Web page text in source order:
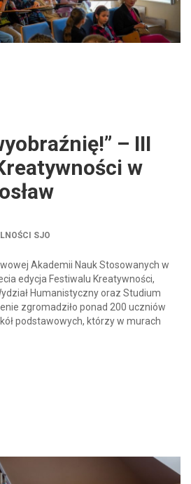
– III
w
SJO
Akademii Nauk Stosowanych w
edycja Festiwalu Kreatywności,
Humanistyczny oraz Studium
zgromadziło ponad 200 uczniów
podstawowych, którzy w murach